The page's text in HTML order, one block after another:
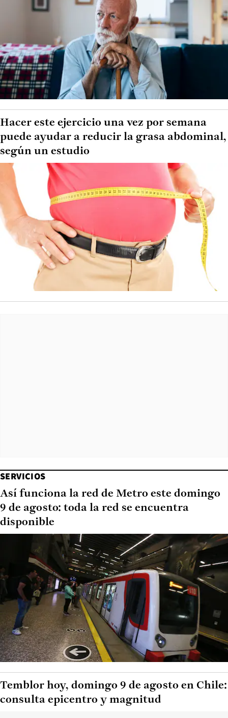
Hacer este ejercicio una vez por semana
puede ayudar a reducir la grasa abdominal,
según un estudio
SERVICIOS
Así funciona la red de Metro este domingo
9 de agosto: toda la red se encuentra
disponible
Temblor hoy, domingo 9 de agosto en Chile:
consulta epicentro y magnitud